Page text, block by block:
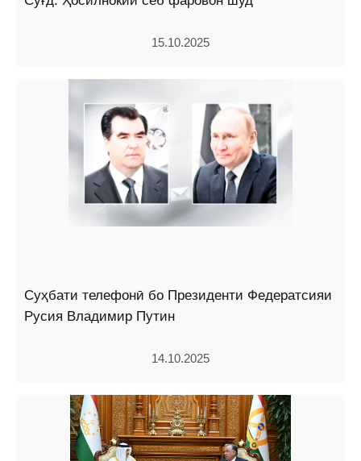
15.10.2025
Суҳбати телефонӣ бо Президенти Федератсияи
Русия Владимир Путин
14.10.2025